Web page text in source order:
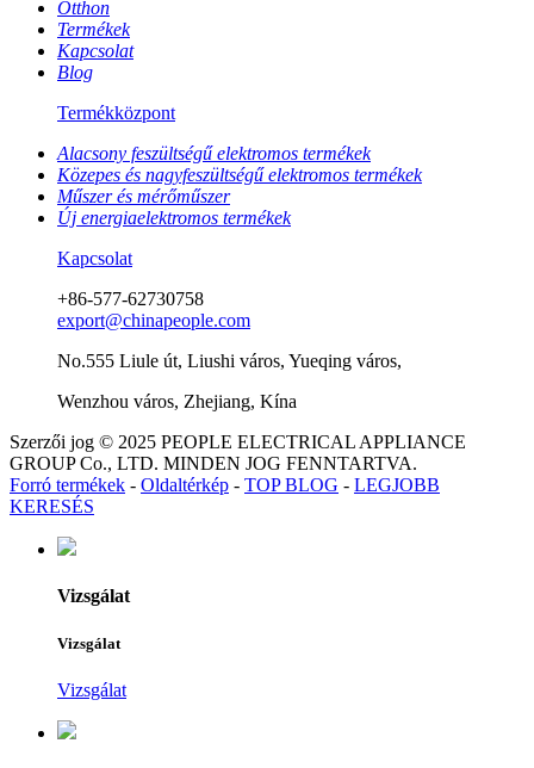
Otthon
Termékek
Kapcsolat
Blog
Termékközpont
Alacsony feszültségű elektromos termékek
Közepes és nagyfeszültségű elektromos termékek
Műszer és mérőműszer
Új energiaelektromos termékek
Kapcsolat
+86-577-62730758
export@chinapeople.com
No.555 Liule út, Liushi város, Yueqing város,
Wenzhou város, Zhejiang, Kína
Szerzői jog © 2025 PEOPLE ELECTRICAL APPLIANCE
GROUP Co., LTD. MINDEN JOG FENNTARTVA.
Forró termékek - Oldaltérkép - TOP BLOG - LEGJOBB
KERESÉS
Vizsgálat
Vizsgálat
Vizsgálat